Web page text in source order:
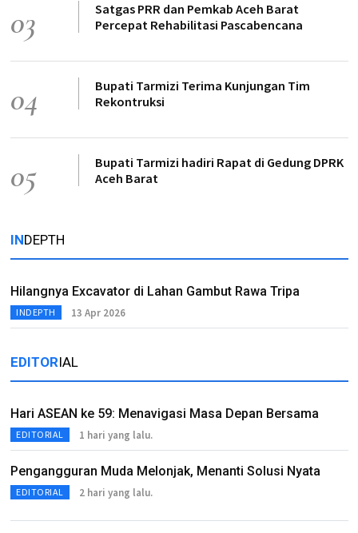
03
Satgas PRR dan Pemkab Aceh Barat
Percepat Rehabilitasi Pascabencana
04
Bupati Tarmizi Terima Kunjungan Tim
Rekontruksi
05
Bupati Tarmizi hadiri Rapat di Gedung DPRK
Aceh Barat
INDEPTH
Hilangnya Excavator di Lahan Gambut Rawa Tripa
INDEPTH 13 Apr 2026
EDITORIAL
Hari ASEAN ke 59: Menavigasi Masa Depan Bersama
EDITORIAL 1 hari yang lalu.
Pengangguran Muda Melonjak, Menanti Solusi Nyata
EDITORIAL 2 hari yang lalu.